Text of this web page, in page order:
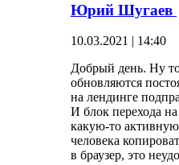
Юрий Шугаев
10.03.2021 | 14:40
Добрый день. Ну
обновляются
на лендинге
И блок перехода
какую-то
человека
в браузер, это